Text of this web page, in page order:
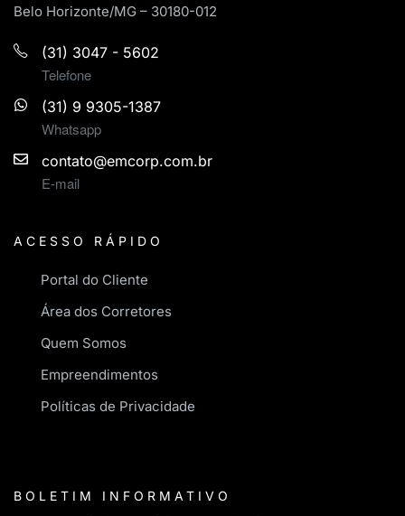
Belo Horizonte/MG – 30180-012
(31) 3047 - 5602
Telefone
(31) 9 9305-1387
Whatsapp
contato@emcorp.com.br
E-mail
ACESSO RÁPIDO
Portal do Cliente
Área dos Corretores
Quem Somos
Empreendimentos
Políticas de Privacidade
BOLETIM INFORMATIVO